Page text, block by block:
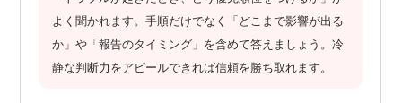
よく聞かれます。手順だけでなく「どこまで影響が出る
か」や「報告のタイミング」を含めて答えましょう。冷
静な判断力をアピールできれば信頼を勝ち取れます。